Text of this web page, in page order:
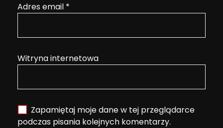
Adres email *
Witryna internetowa
Zapamiętaj moje dane w tej przeglądarce
podczas pisania kolejnych komentarzy.